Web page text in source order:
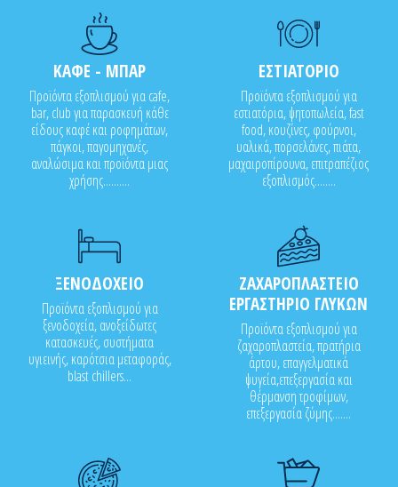
ΚΑΦΕ - ΜΠΑΡ
Προϊόντα εξοπλισμού για cafe,
bar, club για παρασκευή κάθε
είδους καφέ και ροφημάτων,
πάγκοι, παγομηχανές,
αναλώσιμα και προϊόντα μιας
χρήσης..........
ΕΣΤΙΑΤΟΡΙΟ
Προϊόντα εξοπλισμού για
εστιατόρια, ψητοπωλεία, fast
food, κουζίνες, φούρνοι,
υαλικά, πορσελάνες, πιάτα,
μαχαιροπίρουνα, επιτραπέζιος
εξοπλισμός........
ΞΕΝΟΔΟΧΕΙΟ
Προϊόντα εξοπλισμού για
ξενοδοχεία, ανοξείδωτες
κατασκευές, συστήματα
υγιεινής, καρότσια μεταφοράς,
blast chillers...
ΖΑΧΑΡΟΠΛΑΣΤΕΙΟ
ΕΡΓΑΣΤΗΡΙΟ ΓΛΥΚΩΝ
Προϊόντα εξοπλισμού για
ζαχαροπλαστεία, πρατήρια
άρτου, επαγγελματικά
ψυγεία,επεξεργασία και
θέρμανση τροφίμων,
επεξεργασία ζύμης.......